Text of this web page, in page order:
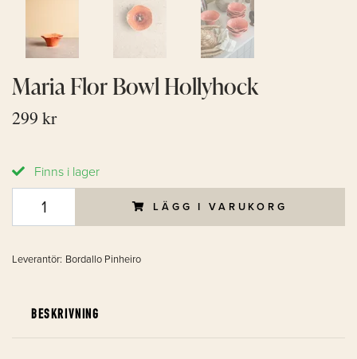
Maria Flor Bowl Hollyhock
299 kr
Finns i lager
LÄGG I VARUKORG
Leverantör: Bordallo Pinheiro
BESKRIVNING